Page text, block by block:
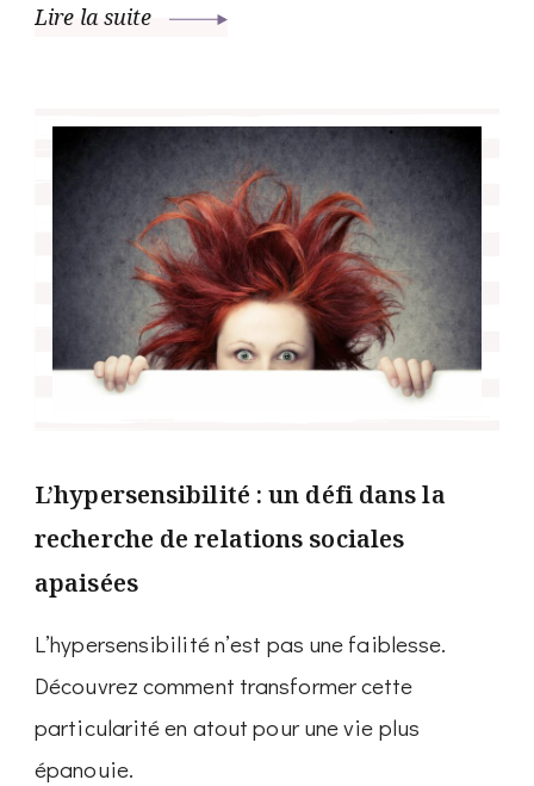
Lire la suite
L’hypersensibilité : un défi dans la
recherche de relations sociales
apaisées
L’hypersensibilité n’est pas une faiblesse.
Découvrez comment transformer cette
particularité en atout pour une vie plus
épanouie.